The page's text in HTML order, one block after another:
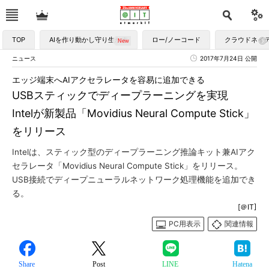
TOP AIを作り動かし守り生かす ロー/ノーコード クラウドネイ
ニュース 2017年7月24日 公開
USBスティックでディープラーニングを実現
Intelが新製品「Movidius Neural Compute Stick」
をリリース
エッジ端末へAIアクセラレータを容易に追加できる
Intelは、スティック型のディープラーニング推論キット兼AIアク
セラレータ「Movidius Neural Compute Stick」をリリース。
USB接続でディープニューラルネットワーク処理機能を追加でき
る。
[＠IT]
PC用表示
関連情報
Share Post LINE Hatena